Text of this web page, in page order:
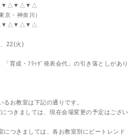
京・神奈川）
22(火)
育成・ﾌﾗｯｸﾞ発表会代」の引き落としがあり
お教室は下記の通りです。
つきましては、現在会場変更の予定はござい
につきましては、各お教室別にビートレンド